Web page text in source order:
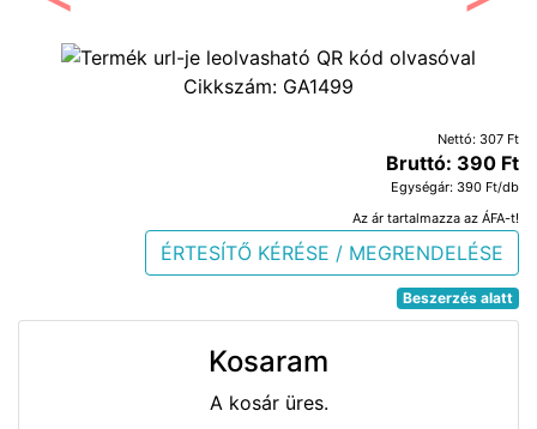
Előző
Cikkszám: GA1499
Nettó: 307 Ft
Bruttó: 390 Ft
Egységár: 390 Ft/db
Az ár tartalmazza az ÁFA-t!
ÉRTESÍTŐ KÉRÉSE / MEGRENDELÉSE
Beszerzés alatt
Kosaram
A kosár üres.